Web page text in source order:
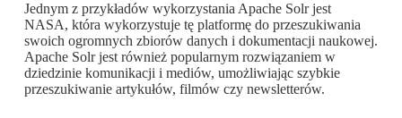
Jednym z przykładów wykorzystania Apache Solr jest
NASA, która wykorzystuje tę platformę do przeszukiwania
swoich ogromnych zbiorów danych i dokumentacji naukowej.
Apache Solr jest również popularnym rozwiązaniem w
dziedzinie komunikacji i mediów, umożliwiając szybkie
przeszukiwanie artykułów, filmów czy newsletterów.